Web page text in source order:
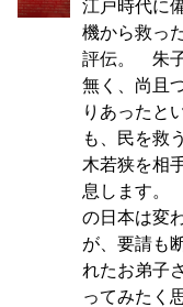
江戸時代に
機から救っ
評伝。 朱子
無く、尚且
りあったと
も、民を救
木若狭を相
息します。
の日本は変
が、要請も
れたお弟子
ってみたく